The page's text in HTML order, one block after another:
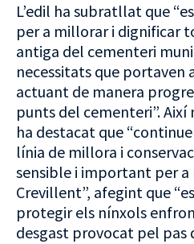
L’edil ha subratllat que
per a millorar i dignificar
antiga del cementeri
necessitats que portaven
actuant de manera
punts del cementeri”. Així
ha destacat que
línia de millora i
sensible i important per
Crevillent”, afegint que
protegir els nínxols
desgast provocat pel pas